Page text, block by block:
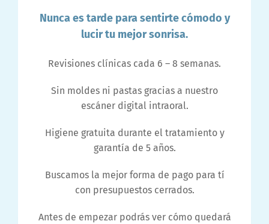
Nunca es tarde para sentirte cómodo y
lucir tu mejor sonrisa.
Revisiones clínicas cada 6 – 8 semanas.
Sin moldes ni pastas gracias a nuestro
escáner digital intraoral.
Higiene gratuita durante el tratamiento y
garantía de 5 años.
Buscamos la mejor forma de pago para tí
con presupuestos cerrados.
Antes de empezar podrás ver cómo quedará